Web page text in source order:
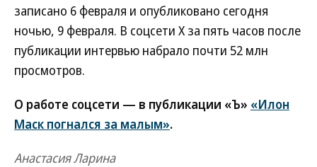
записано 6 февраля и опубликовано сегодня
ночью, 9 февраля. В соцсети X за пять часов после
публикации интервью набрало почти 52 млн
просмотров.
О работе соцсети — в публикации «Ъ» «Илон
Маск погнался за малым».
Анастасия Ларина